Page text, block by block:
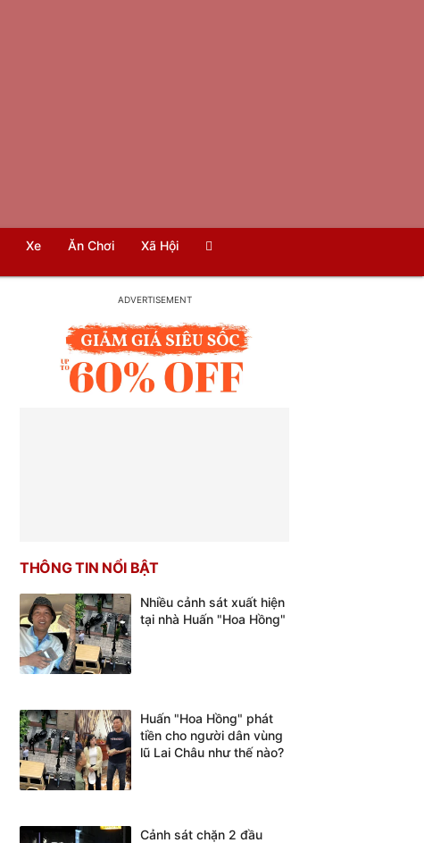
Xe Ăn Chơi Xã Hội
THÔNG TIN NỔI BẬT
Nhiều cảnh sát xuất hiện
tại nhà Huấn "Hoa Hồng"
Huấn "Hoa Hồng" phát
tiền cho người dân vùng
lũ Lai Châu như thế nào?
Cảnh sát chặn 2 đầu